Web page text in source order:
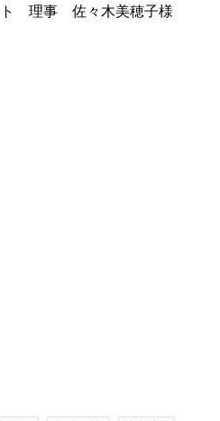
ト 理事 佐々木美穂子様